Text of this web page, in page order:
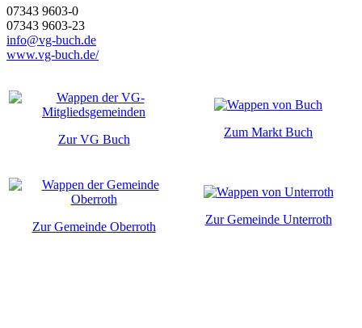
07343 9603-0
07343 9603-23
info@vg-buch.de
www.vg-buch.de/
Zur VG Buch
Zum Markt Buch
Zur Gemeinde Oberroth
Zur Gemeinde Unterroth